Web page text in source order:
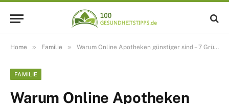
Home » Familie » Warum Online Apotheken günstiger sind – 7 Gründe
FAMILIE
Warum Online Apotheken